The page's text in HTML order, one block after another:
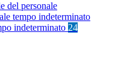
del personale
tempo indeterminato
indeterminato 24